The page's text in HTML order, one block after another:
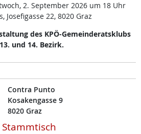
2. September 2026 um 18 Uhr
Josefigasse 22, 8020 Graz
des KPÖ-Gemeinderatsklubs
und 14. Bezirk.
Contra Punto
Kosakengasse 9
8020 Graz